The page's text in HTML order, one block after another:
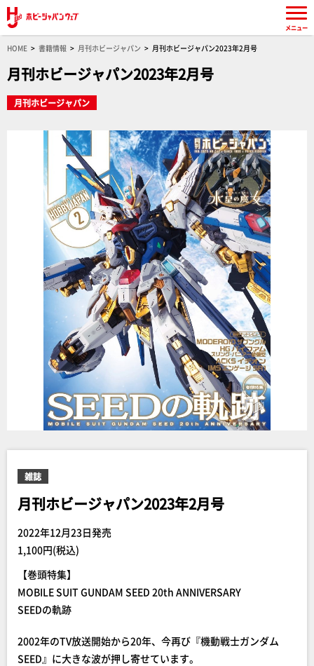
HOME 書籍情報 月刊ホビージャパン 月刊ホビージャパン2023年2月号
月刊ホビージャパン2023年2月号
月刊ホビージャパン
雑誌
月刊ホビージャパン2023年2月号
2022年12月23日発売
1,100円(税込)
【巻頭特集】
MOBILE SUIT GUNDAM SEED 20th ANNIVERSARY
SEEDの軌跡
2002年のTV放送開始から20年、今再び『機動戦士ガンダム
SEED』に大きな波が押し寄せています。
メニュー